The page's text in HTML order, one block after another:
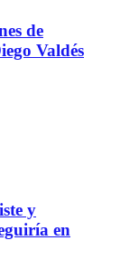
de
Valdés
y
en